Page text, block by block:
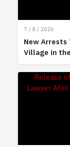
7 / 8 / 2026
New
Village in